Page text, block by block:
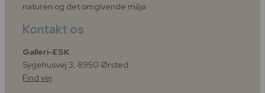
naturen og det omgivende miljø.
Kontakt os
Galleri-ESK
Sygehusvej 3, 8950 Ørsted
Find vej